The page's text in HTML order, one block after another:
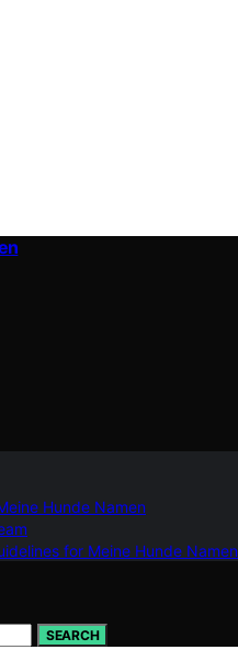
Hunde Namen
for Meine Hunde Namen
SEARCH